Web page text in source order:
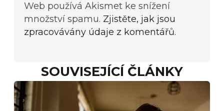
Web používá Akismet ke snížení
množství spamu. Zjistěte, jak jsou
zpracovávány údaje z komentářů.
SOUVISEJÍCÍ ČLÁNKY